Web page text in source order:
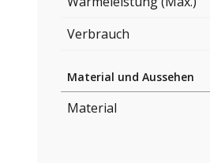
Verbrauch
Material und Aussehen
Material